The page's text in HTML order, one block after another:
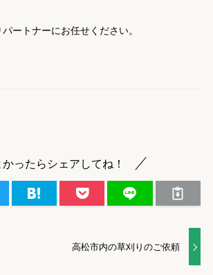
ートナーにお任せください。
かったらシェアしてね！
高松市内の草刈りのご依頼